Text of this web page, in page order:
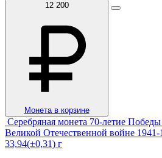
12 200
Монета в корзине
Серебряная монета 70-летие Победы
Великой Отечественной войне
33,94(±0,31) г